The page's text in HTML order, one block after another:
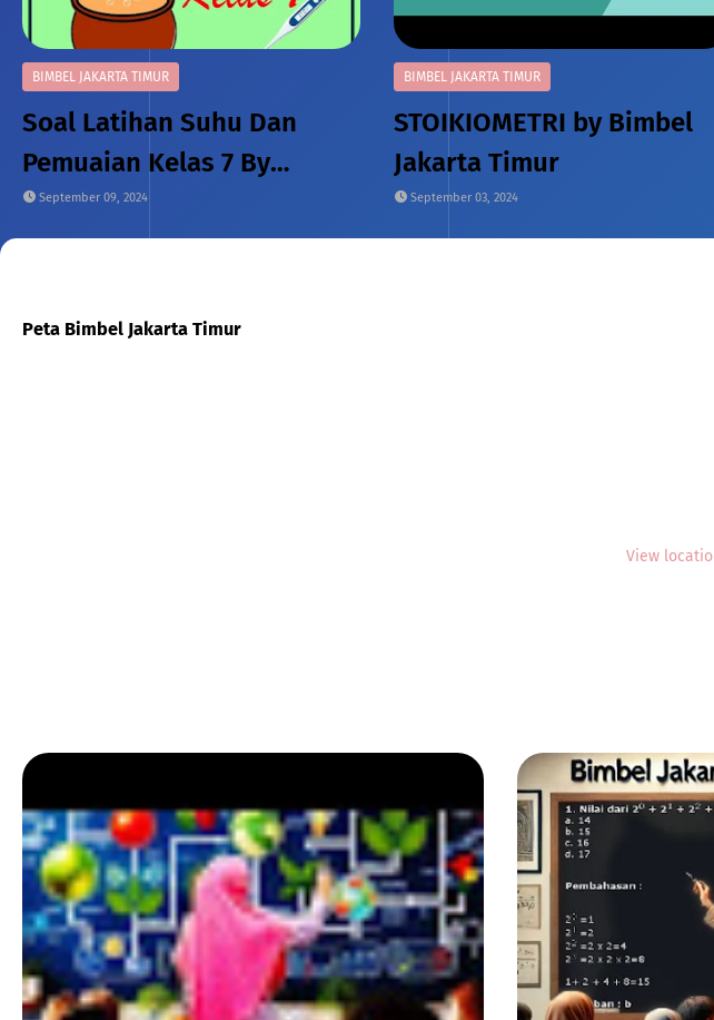
BIMBEL JAKARTA TIMUR
Soal Latihan Suhu Dan
Pemuaian Kelas 7 By
Bimbel Jakarta Timur
September 09, 2024
BIMBEL JAKARTA TIMUR
STOIKIOMETRI by Bimbel
Jakarta Timur
September 03, 2024
Peta Bimbel Jakarta Timur
View